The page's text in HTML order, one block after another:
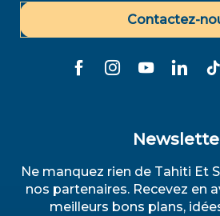
Contactez-
Ne manquez rien de Tahiti Et
nos partenaires. Recevez en
meilleurs bons plans,